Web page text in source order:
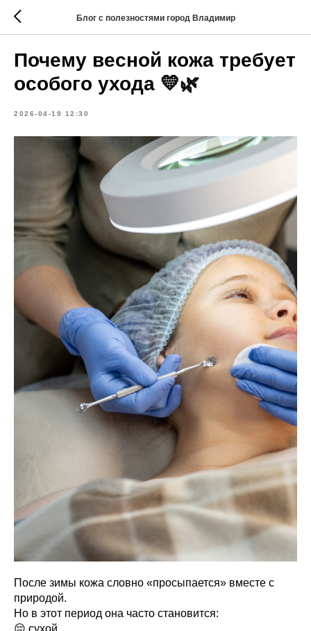
Блог с полезностями город Владимир
Почему весной кожа требует
особого ухода 💛🌿
2026-04-19 12:30
После зимы кожа словно «просыпается» вместе с
природой.
Но в этот период она часто становится:
😔 сухой